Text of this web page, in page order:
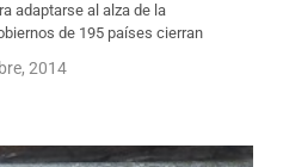
adaptarse al alza de la
de 195 países cierran
2014